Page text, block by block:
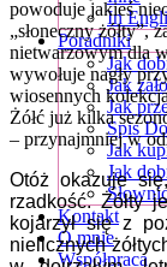
In
Poradniki
Jak
Jak
Jak
Spis
Jak
Jak
Kontakt
O mnie
Współpraca
powoduje jakieś
„słoneczny żółty”,
nietwarzowym dla
wywołuje nagły
wiosennych
Żółć już kilka
– przynajmniej w
Otóż okazuje
rzadkość. Żółty
kojarzył się z
nielicznych